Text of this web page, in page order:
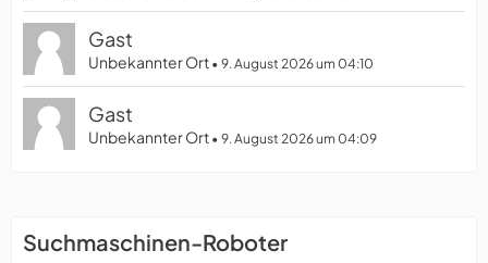
Gast
Unbekannter Ort 9. August 2026 um 04:10
Gast
Unbekannter Ort 9. August 2026 um 04:09
Suchmaschinen-Roboter